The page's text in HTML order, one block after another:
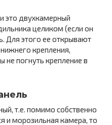
это двухкамерный
целиком (если он
Для этого ее открывают
крепления,
не погнуть крепление в
т.е. помимо собственно
и морозильная камера, то